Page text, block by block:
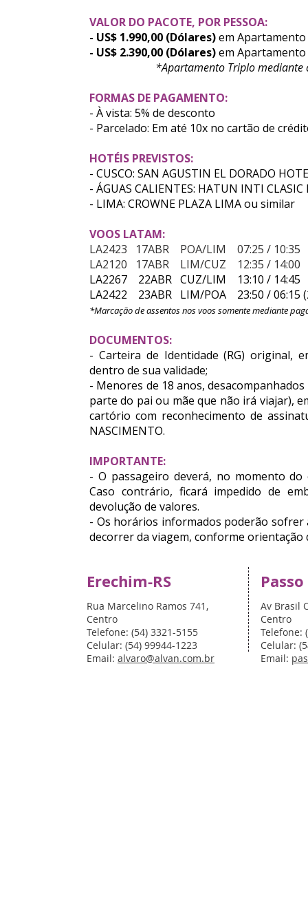
VALOR DO PACOTE, POR PESSOA:
- US$ 1.990,00 (Dólares)em
- US$ 2.390,00 (Dólares)em
*Apartamento Triplo mediante
FORMAS DE PAGAMENTO:
- À vista: 5% de desconto
- Parcelado: Em até 10x no cartão de
HOTÉIS PREVISTOS:
- CUSCO: SAN AGUSTIN EL DORADO
- ÁGUAS CALIENTES: HATUN INTI
- LIMA: CROWNE PLAZA LIMA ou similar
VOOS LATAM:
LA2423 17ABR POA/LIM 07:25 / 10:35
LA2120 17ABR LIM/CUZ 12:35 / 14:00
LA2267 22ABR CUZ/LIM 13:10 / 14:45
LA2422 23ABR LIM/POA 23:50 / 06:15
*Marcação de assentos nos voos somente mediante
DOCUMENTOS:
- Carteira de Identidade (RG) original,
dentro de sua validade;
- Menores de 18 anos,
parte do pai ou mãe que não irá viajar),
cartório com reconhecimento de
NASCIMENTO.
IMPORTANTE:
- O passageiro deverá, no momento
Caso contrário, ficará impedido de
devolução de valores.
- Os horários informados poderão sofrer
decorrer da viagem, conforme orientação
Erechim-RS
Rua Marcelino Ramos 741,
Centro
Telefone: (54) 3321-5155
Celular: (54) 99944-1223
Email: alvaro@alvan.com.br
Av Brasil
Centro
Telefone:
Celular:
Email: